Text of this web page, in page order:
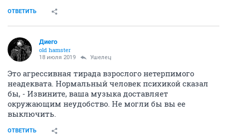
ОТВЕТИТЬ
Диего
old hamster
18 июля 2019 Ушелец
Это агрессивная тирада взрослого нетерпимого
неадеквата. Нормальный человек психикой сказал
бы, - Извините, ваша музыка доставляет
окружающим неудобство. Не могли бы вы ее
выключить.
ОТВЕТИТЬ